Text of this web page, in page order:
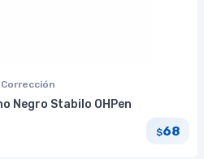
Negro Stabilo OHPen
$68